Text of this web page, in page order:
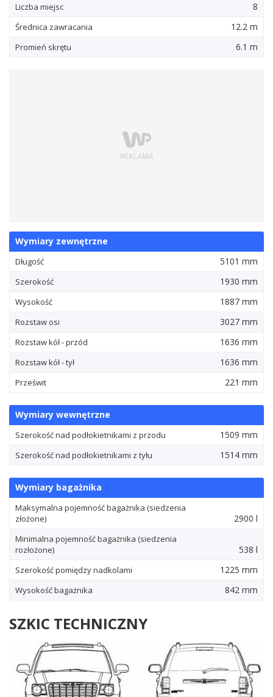
Liczba miejsc 8
Średnica zawracania 12.2 m
Promień skrętu 6.1 m
Wymiary zewnętrzne
Długość 5101 mm
Szerokość 1930 mm
Wysokość 1887 mm
Rozstaw osi 3027 mm
Rozstaw kół - przód 1636 mm
Rozstaw kół - tył 1636 mm
Prześwit 221 mm
Wymiary wewnętrzne
Szerokość nad podłokietnikami z przodu 1509 mm
Szerokość nad podłokietnikami z tyłu 1514 mm
Wymiary bagażnika
Maksymalna pojemność bagażnika (siedzenia
złożone)
2900 l
Minimalna pojemność bagażnika (siedzenia
rozłożone)
538 l
Szerokość pomiędzy nadkolami 1225 mm
Wysokość bagażnika 842 mm
SZKIC TECHNICZNY